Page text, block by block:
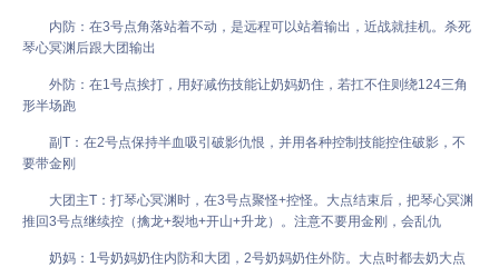
内防：在3号点角落站着不动，是远程可以站着输出，近战就挂机。杀死
琴心冥渊后跟大团输出
外防：在1号点挨打，用好减伤技能让奶妈奶住，若扛不住则绕124三角
形半场跑
副T：在2号点保持半血吸引破影仇恨，并用各种控制技能控住破影，不
要带金刚
大团主T：打琴心冥渊时，在3号点聚怪+控怪。大点结束后，把琴心冥渊
推回3号点继续控（擒龙+裂地+开山+升龙）。注意不要用金刚，会乱仇
奶妈：1号奶妈奶住内防和大团，2号奶妈奶住外防。大点时都去奶大点